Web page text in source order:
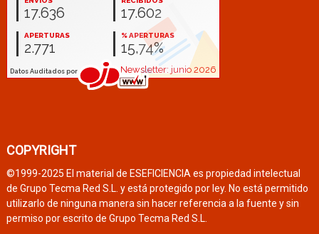
COPYRIGHT
©1999-2025 El material de ESEFICIENCIA es propiedad intelectual
de Grupo Tecma Red S.L. y está protegido por ley. No está permitido
utilizarlo de ninguna manera sin hacer referencia a la fuente y sin
permiso por escrito de Grupo Tecma Red S.L.